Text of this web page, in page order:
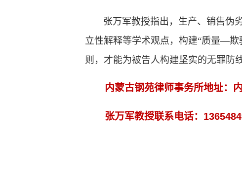
张万军教授指出， 生产、销售伪
立性解释等学术观点，构建“质量—欺
则，才能为被告人构建坚实的无罪防
内蒙古钢苑律师事务所地址：
张万军教授联系电话：